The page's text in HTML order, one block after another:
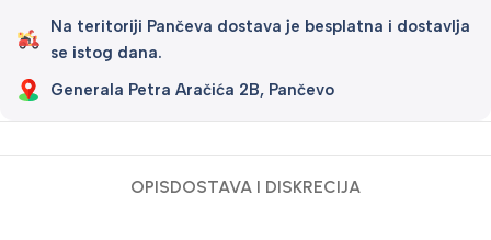
Na teritoriji Pančeva dostava je besplatna i dostavlja
se istog dana.
Generala Petra Aračića 2B, Pančevo
OPISDOSTAVA I DISKRECIJA